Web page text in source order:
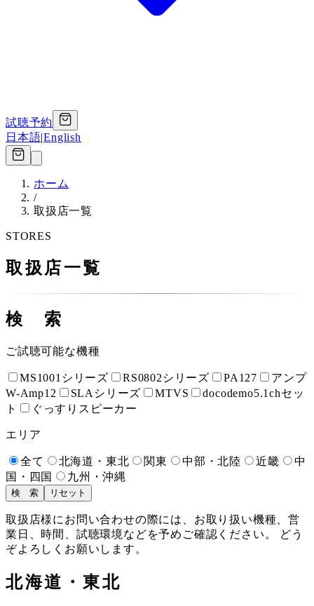
試聴予約
日本語|English
ホーム
/
取扱店一覧
STORES
取扱店一覧
検 索
ご試聴可能な機種
MS1001シリーズ RS0802シリーズ PA127
アンプ
W-Amp12
SLAシリーズ MTVS
docodemo5.1chセッ
ト
ぐっすりスピーカー
エリア
全て 北海道・東北 関東 中部・北陸 近畿
中
国・四国
九州・沖縄
検 索 リセット
取扱店様にお問い合わせの際には、お取り扱い機種、営
業日、時間、試聴環境などを予めご確認ください。 どう
ぞよろしくお願いします。
北海道・東北